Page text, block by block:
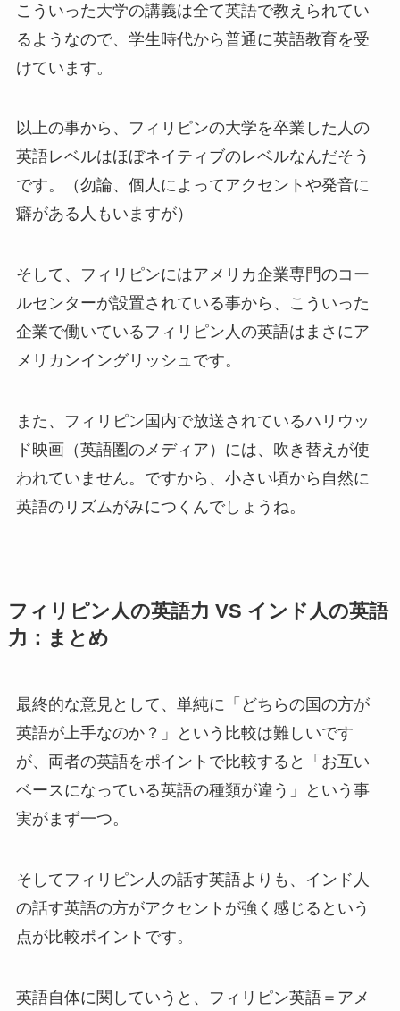
こういった大学の講義は全て英語で教えられてい
るようなので、学生時代から普通に英語教育を受
けています。
以上の事から、フィリピンの大学を卒業した人の
英語レベルはほぼネイティブのレベルなんだそう
です。（勿論、個人によってアクセントや発音に
癖がある人もいますが）
そして、フィリピンにはアメリカ企業専門のコー
ルセンターが設置されている事から、こういった
企業で働いているフィリピン人の英語はまさにア
メリカンイングリッシュです。
また、フィリピン国内で放送されているハリウッ
ド映画（英語圏のメディア）には、吹き替えが使
われていません。ですから、小さい頃から自然に
英語のリズムがみにつくんでしょうね。
フィリピン人の英語力 VS インド人の英語
力：まとめ
最終的な意見として、単純に「どちらの国の方が
英語が上手なのか？」という比較は難しいです
が、両者の英語をポイントで比較すると「お互い
ベースになっている英語の種類が違う」という事
実がまず一つ。
そしてフィリピン人の話す英語よりも、インド人
の話す英語の方がアクセントが強く感じるという
点が比較ポイントです。
英語自体に関していうと、フィリピン英語＝アメ